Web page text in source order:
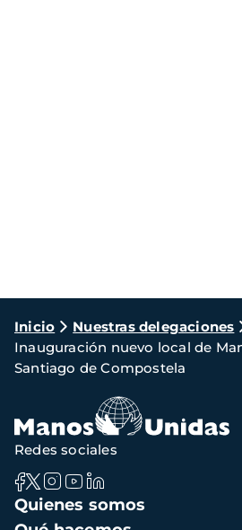
Ruta
de
navegación
Inicio
Nuestras delegaciones
Inauguración nuevo local de
Santiago de Compostela
Navegación
principal
Quienes somos
Redes sociales